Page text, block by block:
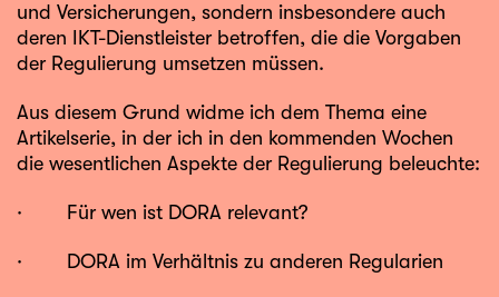
und Versicherungen, sondern insbesondere auch
deren IKT-Dienstleister betroffen, die die Vorgaben
der Regulierung umsetzen müssen.
Aus diesem Grund widme ich dem Thema eine
Artikelserie, in der ich in den kommenden Wochen
die wesentlichen Aspekte der Regulierung beleuchte:
· Für wen ist DORA relevant?
· DORA im Verhältnis zu anderen Regularien